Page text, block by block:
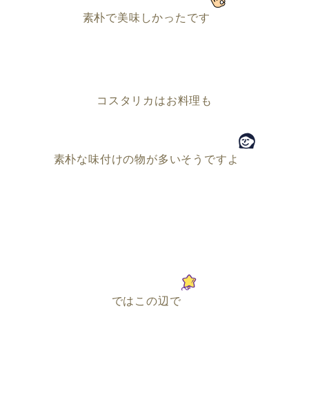
素朴で美味しかったです
コスタリカはお料理も
素朴な味付けの物が多いそうですよ
ではこの辺で